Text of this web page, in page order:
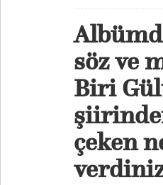
söz ve
Biri
çeken